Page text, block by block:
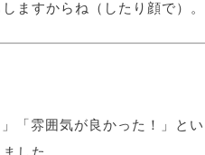
ますからね（したり顔で）。
「雰囲気が良かった！」とい